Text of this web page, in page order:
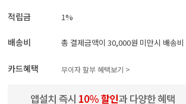
적립금 1%
배송비 총 결제금액이 30,000원 미만시 배송
카드혜택 무이자 할부 혜택보기 >